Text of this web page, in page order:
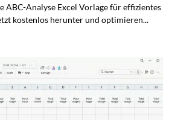
ABC-Analyse Excel Vorlage für effizientes
kostenlos herunter und optimieren...